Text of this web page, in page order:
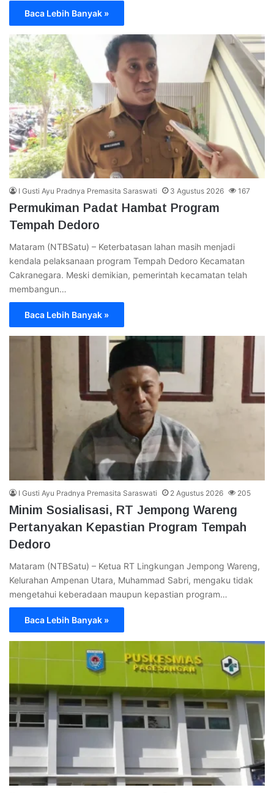
Baca Lebih Banyak »
I Gusti Ayu Pradnya Premasita Saraswati 3 Agustus 2026 167
Permukiman Padat Hambat Program
Tempah Dedoro
Mataram (NTBSatu) – Keterbatasan lahan masih menjadi
kendala pelaksanaan program Tempah Dedoro Kecamatan
Cakranegara. Meski demikian, pemerintah kecamatan telah
membangun…
Baca Lebih Banyak »
I Gusti Ayu Pradnya Premasita Saraswati 2 Agustus 2026 205
Minim Sosialisasi, RT Jempong Wareng
Pertanyakan Kepastian Program Tempah
Dedoro
Mataram (NTBSatu) – Ketua RT Lingkungan Jempong Wareng,
Kelurahan Ampenan Utara, Muhammad Sabri, mengaku tidak
mengetahui keberadaan maupun kepastian program…
Baca Lebih Banyak »